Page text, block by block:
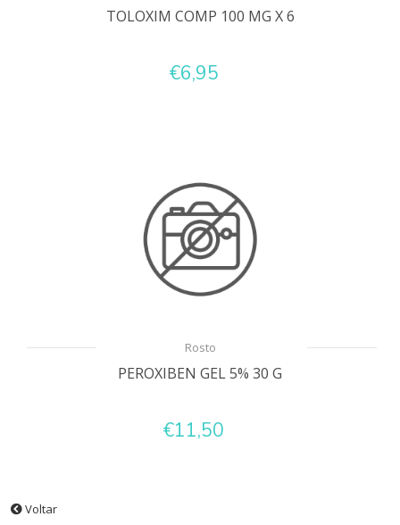
TOLOXIM COMP 100 MG X 6
€6,95
Rosto
PEROXIBEN GEL 5% 30 G
€11,50
Voltar